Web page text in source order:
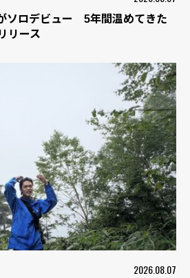
ソロデビュー 5年間温めてきた
リース
2026.08.07